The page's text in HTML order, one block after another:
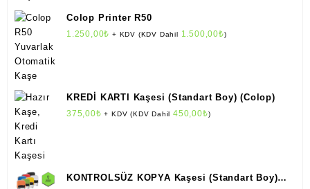
Colop Printer R50
1.250,00₺ + KDV (KDV Dahil 1.500,00₺)
KREDİ KARTI Kaşesi (Standart Boy) (Colop)
375,00₺ + KDV (KDV Dahil450,00₺)
KONTROLSÜZ KOPYA Kaşesi (Standart Boy)